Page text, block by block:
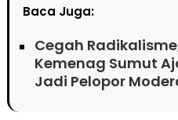
Baca Juga:
Cegah
Kemenag Sumut
Jadi Pelopor